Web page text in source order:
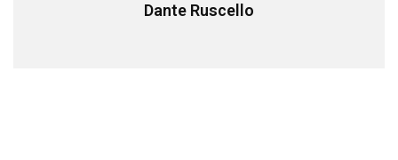
Dante Ruscello